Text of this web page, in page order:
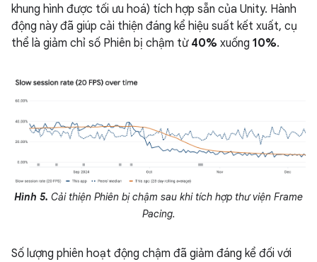
khung hình được tối ưu hoá) tích hợp sẵn của Unity. Hành
động này đã giúp cải thiện đáng kể hiệu suất kết xuất, cụ
thể là giảm chỉ số Phiên bị chậm từ 40% xuống 10%.
Hình 5. Cải thiện Phiên bị chậm sau khi tích hợp thư viện Frame
Pacing.
Số lượng phiên hoạt động chậm đã giảm đáng kể đối với